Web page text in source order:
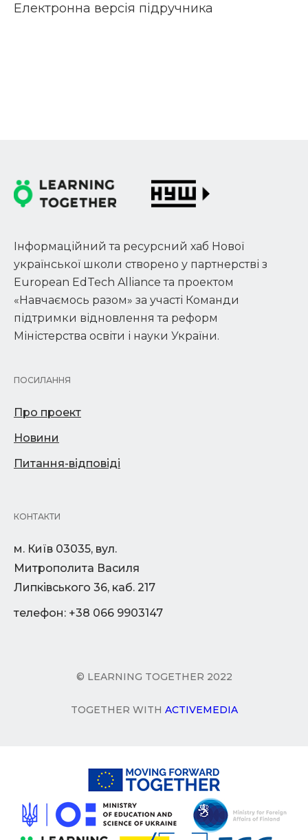
Електронна версія підручника
Інформаційний та ресурсний хаб Нової
української школи створено у партнерстві з
European EdTech Alliance та проектом
«Навчаємось разом» за участі Команди
підтримки відновлення та реформ
Міністерства освіти і науки України.
ПОСИЛАННЯ
Про проект
Новини
Питання-відповіді
КОНТАКТИ
м. Київ 03035, вул.
Митрополита Василя
Липківського 36, каб. 217
телефон: +38 066 9903147
© LEARNING TOGETHER 2022
TOGETHER WITH ACTIVEMEDIA